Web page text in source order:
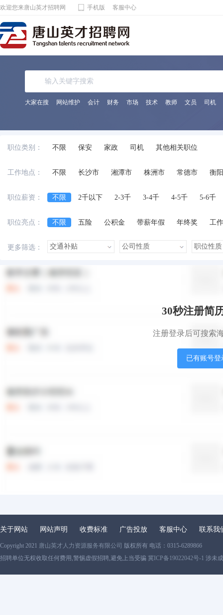
欢迎您来唐山英才招聘网 手机版 客服中心
大家在搜 网站维护 会计 财务 市场 技术 教师 文员 司机
职位类别： 不限 保安 家政 司机 其他相关职位
工作地点： 不限 长沙市 湘潭市 株洲市 常德市 衡
职位薪资： 不限 2千以下 2-3千 3-4千 4-5千 5-6千
职位亮点： 不限 五险 公积金 带薪年假 年终奖
工
更多筛选：
本站职位 盟站职位
30秒注册简
注册登录后可搜索
已有账号登
关于网站 网站声明 收费标准 广告投放 客服中心 联系我
Copyright 2021 唐山英才人力资源服务有限公司 版权所有 电话：0315-6289866
招聘单位无权收取任何费用,警惕虚假招聘,避免上当受骗 冀ICP备19022042号-1 涉未